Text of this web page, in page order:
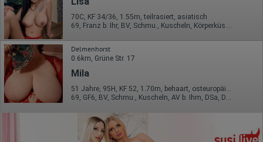
70C, KF 34/36, 1.55m, teilrasiert, asiatisch
69, Franz b. Ihr, BV, Schmu., Kuscheln, Körperküs., Mast., Baden / Duschen
Delmenhorst
0.6km, Grüne Str. 17
Mila
51 Jahre, 95H, KF 52, 1.70m, behaart, osteuropäisch
69, GF6, BV, Schmu., Kuscheln, AV b. Ihm, DSa, DSp